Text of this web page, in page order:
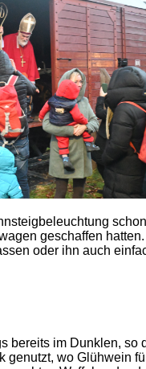
geschaffen
oder ihn auch
bereits im Dunklen, so
genutzt, wo Glühwein